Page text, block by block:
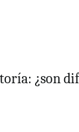
¿son